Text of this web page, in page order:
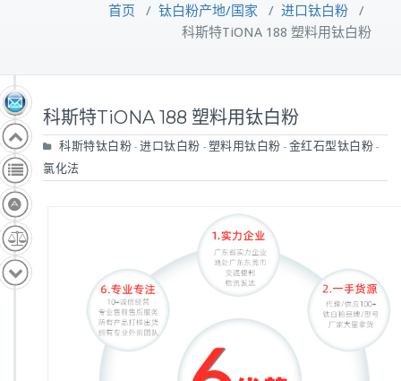
首页 / 钛白粉产地/国家 / 进口钛白粉 /
科斯特TiONA 188 塑料用钛白粉
科斯特TiONA 188 塑料用钛白粉
科斯特钛白粉 - 进口钛白粉 - 塑料用钛白粉 - 金红石型钛白粉 -
氯化法